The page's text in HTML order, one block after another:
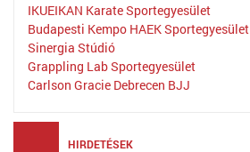
IKUEIKAN Karate Sportegyesület
Budapesti Kempo HAEK Sportegyesület
Sinergia Stúdió
Grappling Lab Sportegyesület
Carlson Gracie Debrecen BJJ
HIRDETÉSEK